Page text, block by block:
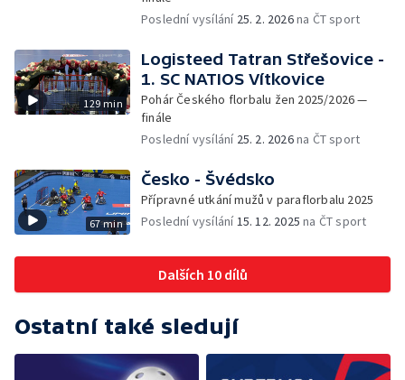
Poslední vysílání 25. 2. 2026na ČT sport
129 min
Logisteed Tatran Střešovice -
1. SC NATIOS Vítkovice
Pohár Českého florbalu žen 2025/2026 —
finále
Poslední vysílání 25. 2. 2026na ČT sport
67 min
Česko - Švédsko
Přípravné utkání mužů v paraflorbalu 2025
Poslední vysílání15. 12. 2025 na ČT sport
Dalších 10 dílů
Ostatní také sledují